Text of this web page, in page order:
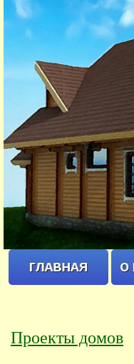
Проекты домов